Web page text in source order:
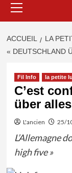
principal
ACCUEIL LA
« DEUTSCHLAND
Fil Info la petite
C’est
über
L'ancien 25/
L’Allemagne
high five »